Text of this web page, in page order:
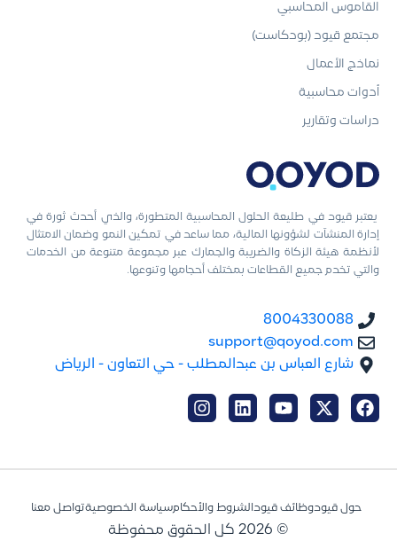
يعتبر قيود في طليعة الحلول المحاسبية المتطورة، والذي أحدث ثورة في
إدارة المنشآت لشؤونها المالية، مما ساعد في تمكين النمو وضمان الامتثال
لأنظمة هيئة الزكاة والضريبة والجمارك عبر مجموعة متنوعة من الخدمات
والتي تخدم جميع القطاعات بمختلف أحجامها وتنوعها.
8004330088
support@qoyod.com
شارع العباس بن عبدالمطلب - حي التعاون - الرياض
القاموس المحاسبي
مجتمع قيود (بودكاست)
نماذج الأعمال
أدوات محاسبية
دراسات وتقارير
حول قيودوظائف قيود الشروط والأحكامسياسة الخصوصيةتواصل معنا
© 2026 كل الحقوق محفوظة